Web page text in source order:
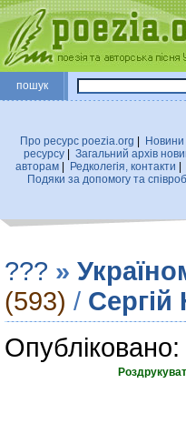
пошук
Про ресурс poezia.org
Новини
ресурсу| Загальний архiв
авторам
Редколегiя, контакти
Подяки за допомогу та
??? »
(593) / Сергій